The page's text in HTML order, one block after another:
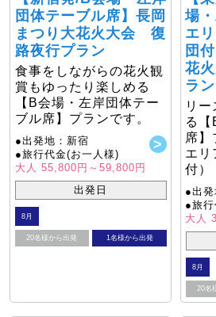
団体テーブル席】長岡
まつり大花火大会 復
路夜行プラン
食事をしながらの花火観
賞もゆったり楽しめる
【B会場・左岸団体テー
ブル席】プランです。
●出発地：新宿
●旅行代金(お一人様)
大人 55,800円～59,800円
出発日
8月
20名様から出発 1名様から出発
場
エ
団
花
ラン
リー
る【
席】
エリ
付）
●出
●旅
大人
8月
20名